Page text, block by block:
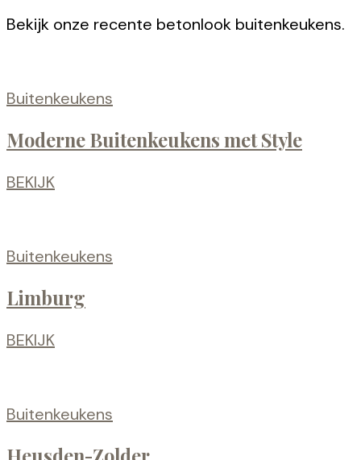
Bekijk onze recente betonlook buitenkeukens.
Buitenkeukens
Moderne Buitenkeukens met Style
BEKIJK
Buitenkeukens
Limburg
BEKIJK
Buitenkeukens